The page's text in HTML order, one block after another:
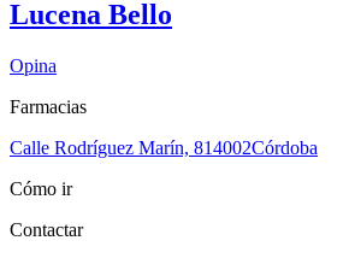
Lucena Bello
Opina
Farmacias
Calle Rodríguez Marín, 814002Córdoba
Cómo ir
Contactar